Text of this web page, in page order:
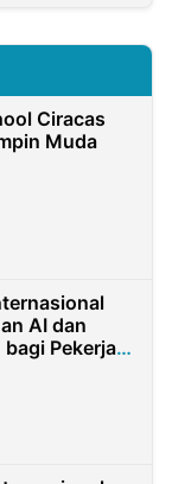
Ciracas
Muda
AI dan
Pekerja
Taiwan